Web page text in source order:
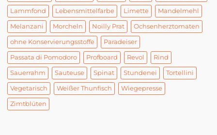
Lammfond Lebensmittelfarbe Limette Mandelmehl
Melanzani Morcheln Noilly Prat Ochsenherztomaten
ohne Konservierungsstoffe Paradeiser
Passata di Pomodoro Profboard Revol Rind
Sauerrahm Sauteuse Spinat Stundenei Tortellini
Vegetarisch Weißer Thunfisch Wiegepresse
Zimtblüten